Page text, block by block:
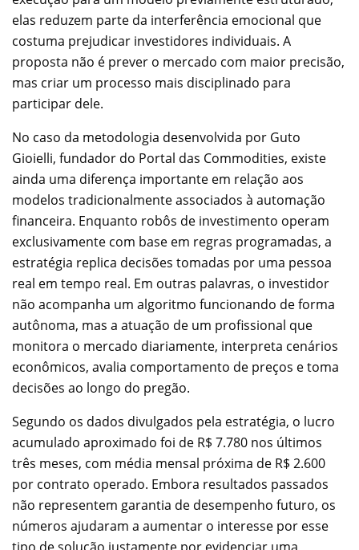
elas reduzem parte da interferência emocional que
costuma prejudicar investidores individuais. A
proposta não é prever o mercado com maior precisão,
mas criar um processo mais disciplinado para
participar dele.
No caso da metodologia desenvolvida por Guto
Gioielli, fundador do Portal das Commodities, existe
ainda uma diferença importante em relação aos
modelos tradicionalmente associados à automação
financeira. Enquanto robôs de investimento operam
exclusivamente com base em regras programadas, a
estratégia replica decisões tomadas por uma pessoa
real em tempo real. Em outras palavras, o investidor
não acompanha um algoritmo funcionando de forma
autônoma, mas a atuação de um profissional que
monitora o mercado diariamente, interpreta cenários
econômicos, avalia comportamento de preços e toma
decisões ao longo do pregão.
Segundo os dados divulgados pela estratégia, o lucro
acumulado aproximado foi de R$ 7.780 nos últimos
três meses, com média mensal próxima de R$ 2.600
por contrato operado. Embora resultados passados
não representem garantia de desempenho futuro, os
números ajudaram a aumentar o interesse por esse